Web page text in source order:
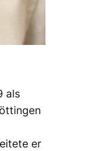
als
er